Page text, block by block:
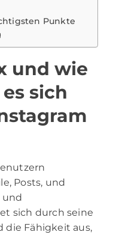
Punkte
und wie
sich
Posts, und
und
sich durch seine
Fähigkeit aus,